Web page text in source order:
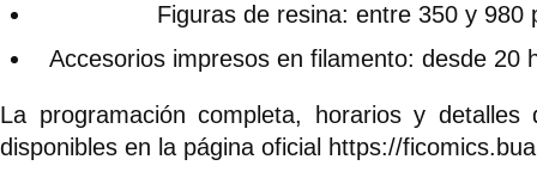
Figuras de resina: entre 350 y 980
Accesorios impresos en filamento: desde 20
La programación completa, horarios y detalles
disponibles en la página oficial https://